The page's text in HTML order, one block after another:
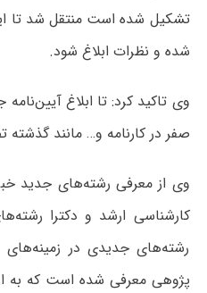
تشکیل شده است منتقل شد تا
شده و نظرات ابلاغ شود.
وی تاکید کرد: تا ابلاغ
صفر در کارنامه و… مانند
وی از معرفی رشته‌های جدید
کارشناسی ارشد و دکترا
رشته‌های جدیدی در زمینه‌های
پژوهی معرفی شده است که به